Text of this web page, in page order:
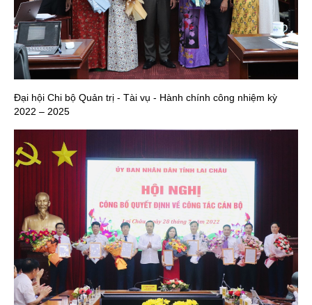
Đại hội Chi bộ Quản trị - Tài vụ - Hành chính công nhiệm kỳ
2022 – 2025